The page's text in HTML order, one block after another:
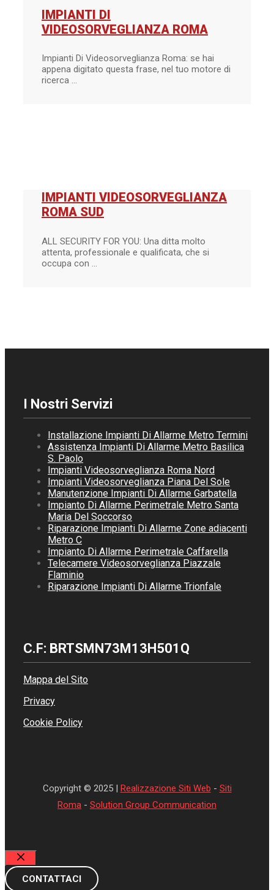
IMPIANTI DI
VIDEOSORVEGLIANZA ROMA
Impianti Di Videosorveglianza Roma: se hai
appena digitato questa frase, nel tuo motore di
ricerca ...
IMPIANTI VIDEOSORVEGLIANZA
ROMA SUD
ALL SECURITY FOR YOU: Una ditta molto
attenta, professionale e qualificata, che si
occupa con ...
I Nostri Servizi
Installazione Impianti Di Allarme Metro Termini
Assistenza Impianti Di Allarme Metro Basilica
S. Paolo
Impianti Videosorveglianza Roma Nord
Impianti Videosorveglianza Piana Del Sole
Manutenzione Impianti Di Allarme Garbatella
Impianto Di Allarme Perimetrale Metro Santa
Maria Del Soccorso
Riparazione Impianti Di Allarme Zone adiacenti
Metro C
Impianto Di Allarme Perimetrale Caffarella
Telecamere Videosorveglianza Piazzale
Flaminio
Riparazione Impianti Di Allarme Trionfale
C.F: BRTSMN73M13H501Q
Mappa del Sito
Privacy
Cookie Policy
Copyright © 2025 | Realizzazione Siti Web - Siti
Roma - Solution Group Communication
Chiudi
CONTATTACI